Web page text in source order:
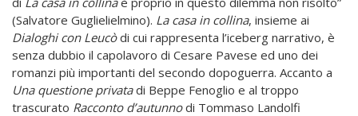
(Salvatore Guglielielmino). La casa in collina, insieme ai
Dialoghi con Leucòdi cui rappresenta l’iceberg narrativo, è
senza dubbio il capolavoro di Cesare Pavese ed uno dei
romanzi più importanti del secondo dopoguerra. Accanto a
Una questione privatadi Beppe Fenoglio e al troppo
trascurato Racconto d’autunnodi Tommaso Landolfi